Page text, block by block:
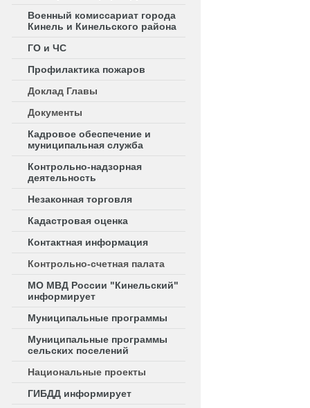
Военный комиссариат города
Кинель и Кинельского района
ГО и ЧС
Профилактика пожаров
Доклад Главы
Документы
Кадровое обеспечение и
муниципальная служба
Контрольно-надзорная
деятельность
Незаконная торговля
Кадастровая оценка
Контактная информация
Контрольно-счетная палата
МО МВД России "Кинельский"
информирует
Муниципальные программы
Муниципальные программы
сельских поселений
Национальные проекты
ГИБДД информирует